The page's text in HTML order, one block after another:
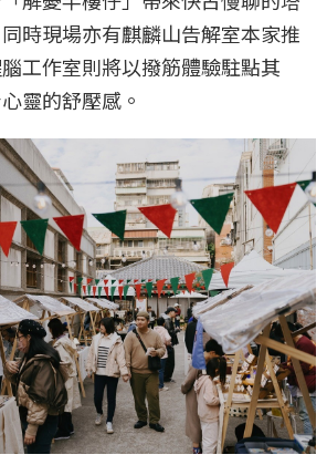
時現場亦有麒麟山告解室本家推
工作室則將以撥筋體驗駐點其
靈的舒壓感。